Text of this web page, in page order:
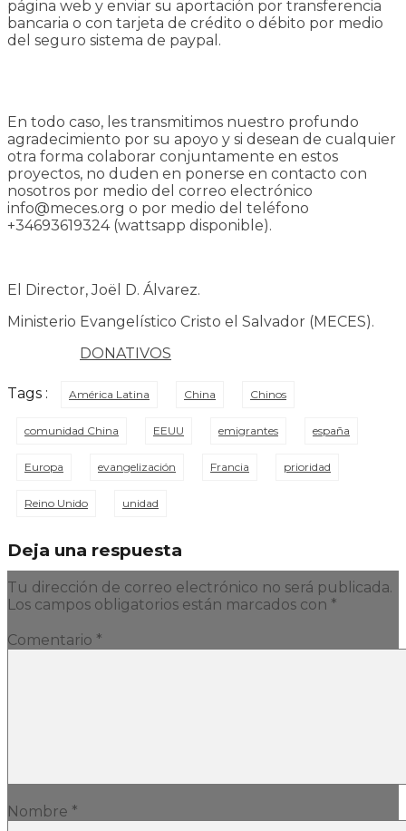
página web y enviar su aportación por transferencia
bancaria o con tarjeta de crédito o débito por medio
del seguro sistema de paypal.
En todo caso, les transmitimos nuestro profundo
agradecimiento por su apoyo y si desean de cualquier
otra forma colaborar conjuntamente en estos
proyectos, no duden en ponerse en contacto con
nosotros por medio del correo electrónico
info@meces.org o por medio del teléfono
+34693619324 (wattsapp disponible).
El Director, Joël D. Álvarez.
Ministerio Evangelístico Cristo el Salvador (MECES).
DONATIVOS
Tags : América Latina China Chinos
comunidad China EEUU emigrantes españa
Europa evangelización Francia prioridad
Reino Unido unidad
Deja una respuesta
Tu dirección de correo electrónico no será publicada.
Los campos obligatorios están marcados con *
Comentario *
Nombre *